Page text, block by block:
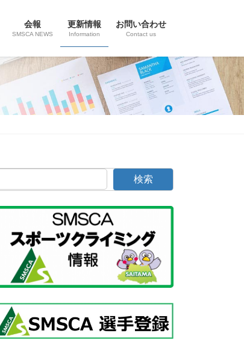
会報
SMSCA NEWS
更新情報
Information
お問い合わせ
Contact us
検索